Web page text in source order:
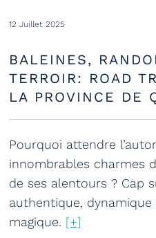
12 Juillet 2025
BALEINES,
TERROIR: ROAD
LA PROVINCE DE
Pourquoi attendre
innombrables charmes
de ses alentours ? Cap
authentique,
magique. [+]